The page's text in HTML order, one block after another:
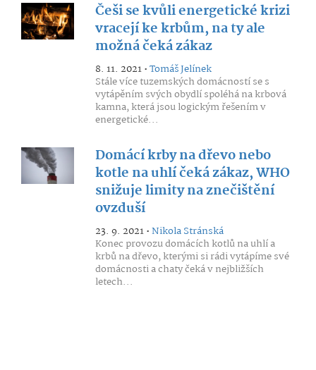
Češi se kvůli energetické krizi
vracejí ke krbům, na ty ale
možná čeká zákaz
8. 11. 2021 •Tomáš Jelínek
Stále více tuzemských domácností se s
vytápěním svých obydlí spoléhá na krbová
kamna, která jsou logickým řešením v
energetické...
Domácí krby na dřevo nebo
kotle na uhlí čeká zákaz, WHO
snižuje limity na znečištění
ovzduší
23. 9. 2021 •Nikola Stránská
Konec provozu domácích kotlů na uhlí a
krbů na dřevo, kterými si rádi vytápíme své
domácnosti a chaty čeká v nejbližších
letech...